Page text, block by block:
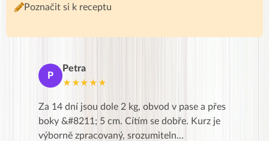
Poznačit si k receptu
P
Petra
★★★★★
Za 14 dní jsou dole 2 kg, obvod v pase a přes
boky &#8211; 5 cm. Cítím se dobře. Kurz je
výborně zpracovaný, srozumiteln…